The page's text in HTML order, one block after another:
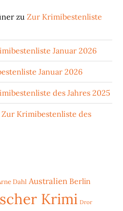
zuZur Krimibestenliste
Januar 2026
Januar 2026
des Jahres 2025
Zur Krimibestenliste des
Dahl Australien Berlin
Krimi Dror